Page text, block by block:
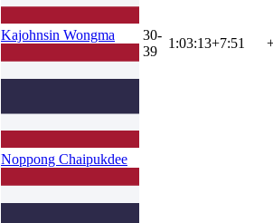
Kajohnsin Wongma
Noppong Chaipukdee
30-
39
1:03:13+7:51